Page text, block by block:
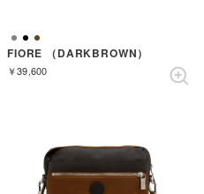
FIORE （DARKBROWN）
￥39,600